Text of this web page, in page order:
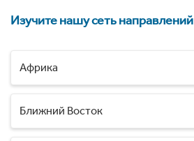
Изучите нашу сеть направлений
Африка
Ближний Восток